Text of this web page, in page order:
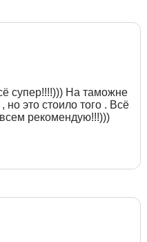
супер!!!!))) На таможне
но это стоило того . Всё
рекомендую!!!)))